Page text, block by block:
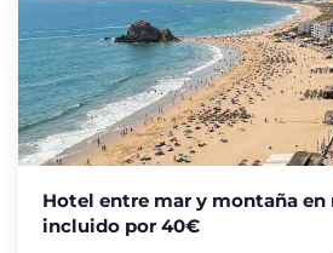
Hotel entre mar y montaña
incluido por 40€